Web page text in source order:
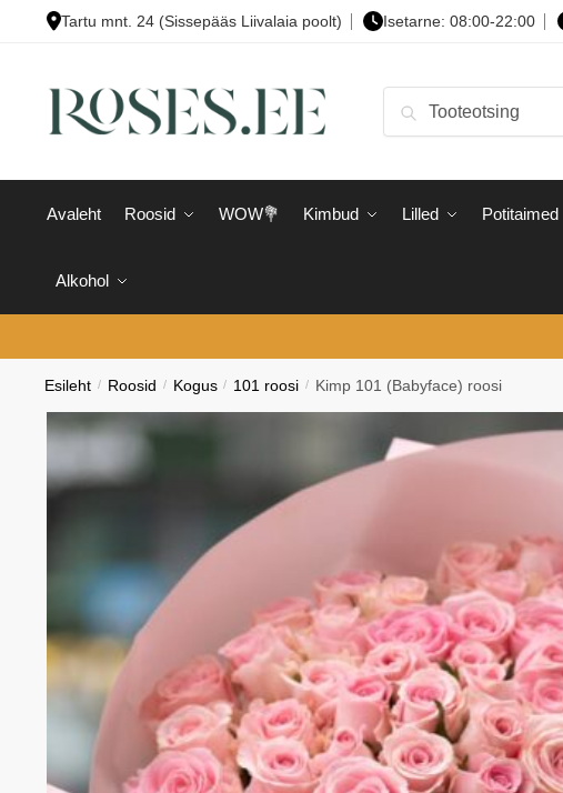
Tartu mnt. 24 (Sissepääs Liivalaia poolt) Isetarne: 08:00-22:00
Otsi
Avaleht Roosid WOW💐 Kimbud Lilled Potitaimed
Alkohol
Esileht / Roosid / Kogus / 101 roosi / Kimp 101 (Babyface) roosi